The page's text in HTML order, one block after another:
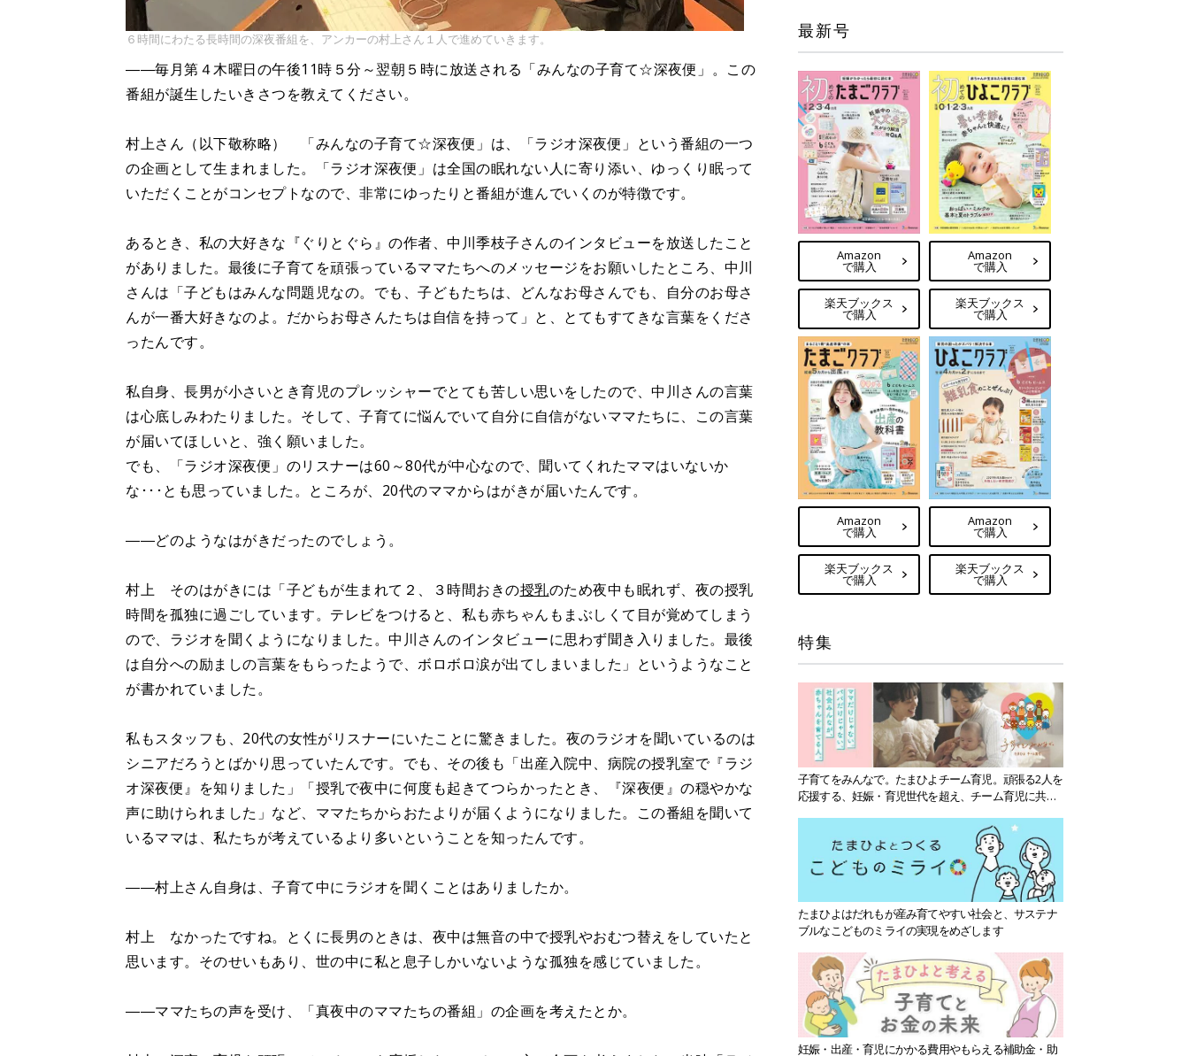
６時間にわたる長時間の深夜番組を、アンカーの村上さん１人で進めていきます。
――毎月第４木曜日の午後11時５分～翌朝５時に放送される「みんなの子育て☆深夜便」。この
番組が誕生したいきさつを教えてください。
村上さん（以下敬称略） 「みんなの子育て☆深夜便」は、「ラジオ深夜便」という番組の一つ
の企画として生まれました。「ラジオ深夜便」は全国の眠れない人に寄り添い、ゆっくり眠って
いただくことがコンセプトなので、非常にゆったりと番組が進んでいくのが特徴です。
あるとき、私の大好きな『ぐりとぐら』の作者、中川季枝子さんのインタビューを放送したこと
がありました。最後に子育てを頑張っているママたちへのメッセージをお願いしたところ、中川
さんは「子どもはみんな問題児なの。でも、子どもたちは、どんなお母さんでも、自分のお母さ
んが一番大好きなのよ。だからお母さんたちは自信を持って」と、とてもすてきな言葉をくださ
ったんです。
私自身、長男が小さいとき育児のプレッシャーでとても苦しい思いをしたので、中川さんの言葉
は心底しみわたりました。そして、子育てに悩んでいて自分に自信がないママたちに、この言葉
が届いてほしいと、強く願いました。
でも、「ラジオ深夜便」のリスナーは60～80代が中心なので、聞いてくれたママはいないか
な･･･とも思っていました。ところが、20代のママからはがきが届いたんです。
――どのようなはがきだったのでしょう。
村上 そのはがきには「子どもが生まれて２、３時間おきの授乳のため夜中も眠れず、夜の授乳
時間を孤独に過ごしています。テレビをつけると、私も赤ちゃんもまぶしくて目が覚めてしまう
ので、ラジオを聞くようになりました。中川さんのインタビューに思わず聞き入りました。最後
は自分への励ましの言葉をもらったようで、ボロボロ涙が出てしまいました」というようなこと
が書かれていました。
私もスタッフも、20代の女性がリスナーにいたことに驚きました。夜のラジオを聞いているのは
シニアだろうとばかり思っていたんです。でも、その後も「出産入院中、病院の授乳室で『ラジ
オ深夜便』を知りました」「授乳で夜中に何度も起きてつらかったとき、『深夜便』の穏やかな
声に助けられました」など、ママたちからおたよりが届くようになりました。この番組を聞いて
いるママは、私たちが考えているより多いということを知ったんです。
――村上さん自身は、子育て中にラジオを聞くことはありましたか。
村上 なかったですね。とくに長男のときは、夜中は無音の中で授乳やおむつ替えをしていたと
思います。そのせいもあり、世の中に私と息子しかいないような孤独を感じていました。
――ママたちの声を受け、「真夜中のママたちの番組」の企画を考えたとか。
最新号
Amazon
で購入
楽天ブックス
で購入
Amazon
で購入
楽天ブックス
で購入
Amazon
で購入
楽天ブックス
で購入
Amazon
で購入
楽天ブックス
で購入
特集
子育てをみんなで。たまひよチーム育児。頑張る2人を
応援する、妊娠・育児世代を超え、チーム育児に共感
たまひよはだれもが産み育てやすい社会と、サステナ
ブルなこどものミライの実現をめざします
妊娠・出産・育児にかかる費用やもらえる補助金・助